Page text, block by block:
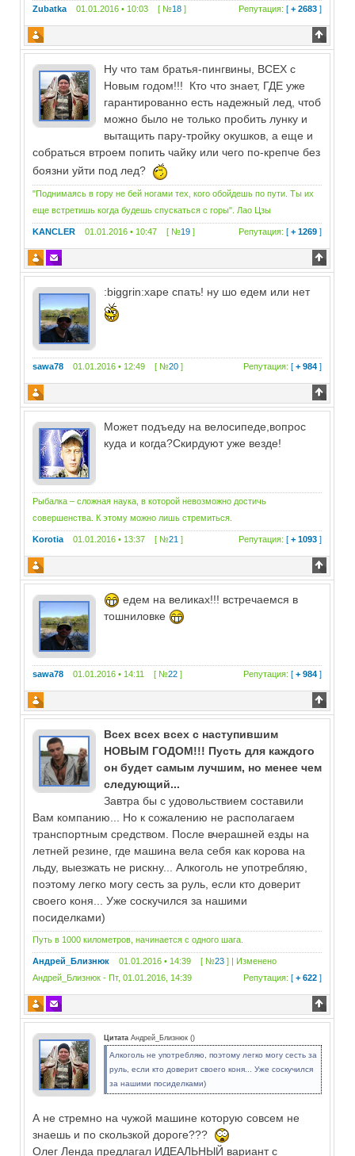
Zubatka 01.01.2016 • 10:03 [ №18 ] Репутация: [+ 2683 ]
Ну что там братья-пингвины, ВСЕХ с
Новым годом!!! Кто что знает, ГДЕ уже
гарантированно есть надежный лед, чтоб
можно было не только пробить лунку и
вытащить пару-тройку окушков, а еще и
собраться втроем попить чайку или чего по-крепче без
боязни уйти под лед?
"Поднимаясь в гору не бей ногами тех, кого обойдешь по пути. Ты их
еще встретишь когда будешь спускаться с горы". Лао Цзы
KANCLER 01.01.2016 • 10:47 [ №19 ] Репутация: [+ 1269 ]
:biggrin:харе спать! ну шо едем или нет
sawa78 01.01.2016 • 12:49 [ №20 ] Репутация: [+ 984 ]
Может подъеду на велосипеде,вопрос
куда и когда?Скирдуют уже везде!
Рыбалка – сложная наука, в которой невозможно достичь
совершенства. К этому можно лишь стремиться.
Korotia 01.01.2016 • 13:37 [ №21 ] Репутация: [+ 1093 ]
едем на великах!!! встречаемся в
тошниловке
sawa78 01.01.2016 • 14:11 [ №22 ] Репутация: [+ 984 ]
Всех всех всех с наступившим
НОВЫМ ГОДОМ!!! Пусть для каждого
он будет самым лучшим, но менее чем
следующий...
Завтра бы с удовольствием составили
Вам компанию... Но к сожалению не располагаем
транспортным средством. После вчерашней езды на
летней резине, где машина вела себя как корова на
льду, выезжать не рискну... Алкоголь не употребляю,
поэтому легко могу сесть за руль, если кто доверит
своего коня... Уже соскучился за нашими
посиделками)
Путь в 1000 километров, начинается с одного шага.
Андрей_Близнюк 01.01.2016 • 14:39 [ №23 ] | Изменено
Андрей_Близнюк -Пт, 01.01.2016, 14:39 Репутация: [+ 622 ]
Цитата Андрей_Близнюк ()
Алкоголь не употребляю, поэтому легко могу сесть за
руль, если кто доверит своего коня... Уже соскучился
за нашими посиделками)
А не стремно на чужой машине которую совсем не
знаешь и по скользкой дороге???
Олег Ленда предлагал ИДЕАЛЬНЫЙ вариант с